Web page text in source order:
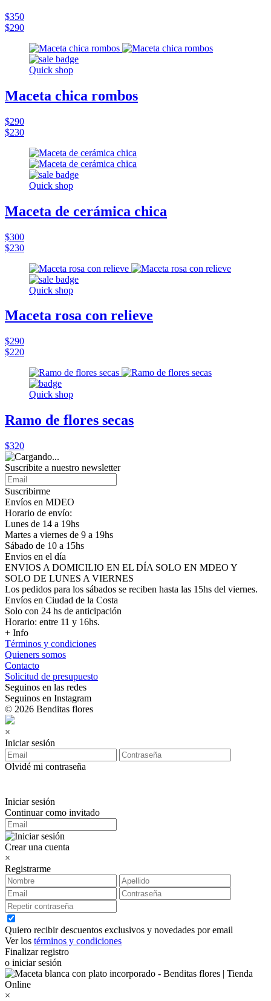
$350
$290
Quick shop
Maceta chica rombos
$290
$230
Quick shop
Maceta de cerámica chica
$300
$230
Quick shop
Maceta rosa con relieve
$290
$220
Quick shop
Ramo de flores secas
$320
Suscribite a nuestro newsletter
Suscribirme
Envíos en MDEO
Horario de envío:
Lunes de 14 a 19hs
Martes a viernes de 9 a 19hs
Sábado de 10 a 15hs
Envios en el día
ENVIOS A DOMICILIO EN EL DÍA SOLO EN MDEO Y
SOLO DE LUNES A VIERNES
Los pedidos para los sábados se reciben hasta las 15hs del viernes.
Envíos en Ciudad de la Costa
Solo con 24 hs de anticipación
Horario: entre 11 y 16hs.
+ Info
Términos y condiciones
Quieners somos
Contacto
Solicitud de presupuesto
Seguinos en las redes
Seguinos en Instagram
© 2026 Benditas flores
×
Iniciar sesión
Olvidé mi contraseña
Iniciar sesión
Continuar como invitado
Crear una cuenta
×
Registrarme
Quiero recibir descuentos exclusivos y novedades por email
Ver los términos y condiciones
Finalizar registro
o iniciar sesión
×